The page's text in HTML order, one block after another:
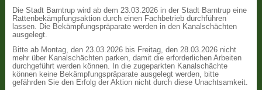
Die Stadt Barntrup wird ab dem 23.03.2026 in der Stadt Barntrup eine
Rattenbekämpfungsaktion durch einen Fachbetrieb durchführen
lassen. Die Bekämpfungspräparate werden in den Kanalschächten
ausgelegt.
Bitte ab Montag, den 23.03.2026 bis Freitag, den 28.03.2026 nicht
mehr über Kanalschächten parken, damit die erforderlichen Arbeiten
durchgeführt werden können. In die zugeparkten Kanalschächte
können keine Bekämpfungspräparate ausgelegt werden, bitte
gefährden Sie den Erfolg der Aktion nicht durch diese Unachtsamkeit.